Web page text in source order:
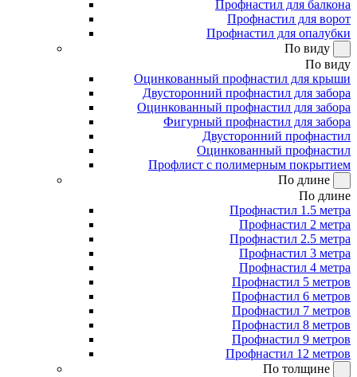
Профнастил для балкона
Профнастил для ворот
Профнастил для опалубки
По виду
По виду
Оцинкованный профнастил для крыши
Двусторонний профнастил для забора
Оцинкованный профнастил для забора
Фигурный профнастил для забора
Двусторонний профнастил
Оцинкованный профнастил
Профлист с полимерным покрытием
По длине
По длине
Профнастил 1.5 метра
Профнастил 2 метра
Профнастил 2.5 метра
Профнастил 3 метра
Профнастил 4 метра
Профнастил 5 метров
Профнастил 6 метров
Профнастил 7 метров
Профнастил 8 метров
Профнастил 9 метров
Профнастил 12 метров
По толщине